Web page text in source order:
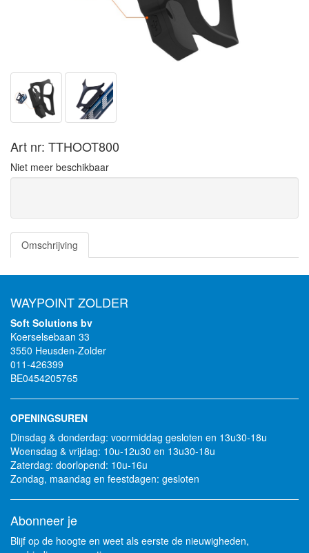
Art nr: TTHOOT800
Niet meer beschikbaar
Omschrijving
WAYPOINT ZOLDER
Soft Solutions bv
Koerselsebaan 33
3550 Heusden-Zolder
011-426399
BE0454205765
OPENINGSUREN
Dinsdag & donderdag: voormiddag gesloten en 13u30-18u
Woensdag & vrijdag: 10u-12u30 en 13u30-18u
Zaterdag: doorlopend: 10u-16u
Zondag, maandag en feestdagen: gesloten
Abonneer je
Blijf op de hoogte en weet als eerste de nieuwigheden,